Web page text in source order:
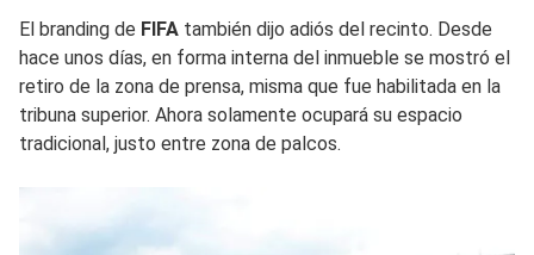
El branding de FIFA también dijo adiós del recinto. Desde
hace unos días, en forma interna del inmueble se mostró el
retiro de la zona de prensa, misma que fue habilitada en la
tribuna superior. Ahora solamente ocupará su espacio
tradicional, justo entre zona de palcos.